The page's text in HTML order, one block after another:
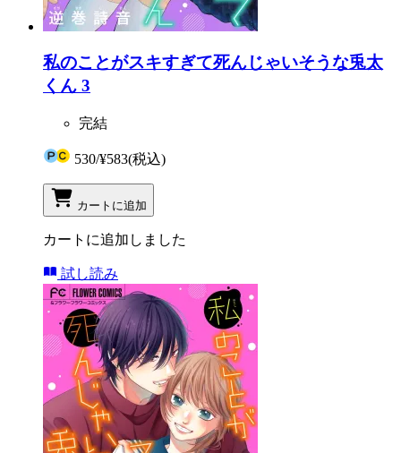
私のことがスキすぎて死んじゃいそうな兎太
くん 3
完結
530/¥583(税込)
カートに追加
カートに追加しました
試し読み